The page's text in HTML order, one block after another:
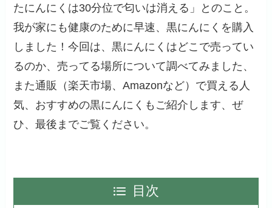
たにんにくは30分位で匂いは消える」とのこと。
我が家にも健康のために早速、黒にんにくを購入
しました！今回は、黒にんにくはどこで売ってい
るのか、売ってる場所について調べてみました、
また通販（楽天市場、Amazonなど）で買える人
気、おすすめの黒にんにくもご紹介します、ぜ
ひ、最後までご覧ください。
目次